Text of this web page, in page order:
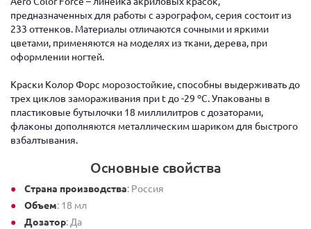
предназначенных для работы с аэрографом, серия состоит из
233 оттенков. Материалы отличаются сочными и яркими
цветами, применяются на моделях из ткани, дерева, при
оформлении ногтей.
Краски Колор Форс морозостойкие, способны выдерживать до
трех циклов замораживания при t до -29 ºC. Упакованы в
пластиковые бутылочки 18 миллилитров с дозаторами,
флаконы дополняются металлическим шариком для быстрого
взбалтывания.
Основные свойства
Страна производства: Россия
Объем: 18 мл
Дозатор: Да